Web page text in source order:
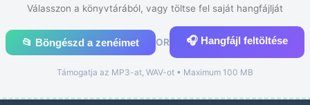
Válasszon a könyvtárából, vagy töltse fel saját hangfájlját
📂 Böngészd a zenéimet OR 🎧 Hangfájl feltöltése
Támogatja az MP3-at, WAV-ot • Maximum 100 MB